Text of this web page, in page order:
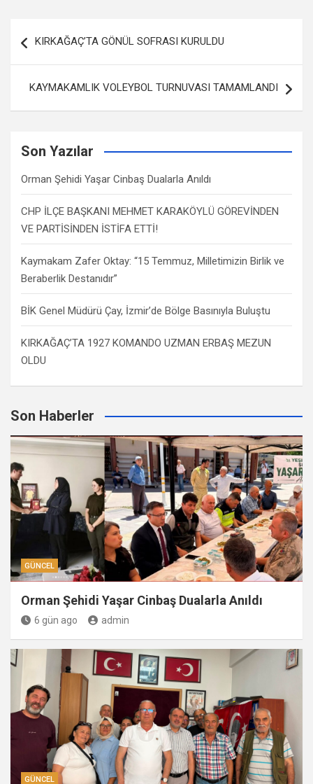
dolaşımı
KIRKAĞAÇ’TA GÖNÜL SOFRASI KURULDU
KAYMAKAMLIK VOLEYBOL TURNUVASI TAMAMLANDI
Son Yazılar
Orman Şehidi Yaşar Cinbaş Dualarla Anıldı
CHP İLÇE BAŞKANI MEHMET KARAKÖYLÜ GÖREVİNDEN
VE PARTİSİNDEN İSTİFA ETTİ!
Kaymakam Zafer Oktay: “15 Temmuz, Milletimizin Birlik ve
Beraberlik Destanıdır”
BİK Genel Müdürü Çay, İzmir’de Bölge Basınıyla Buluştu
KIRKAĞAÇ’TA 1927 KOMANDO UZMAN ERBAŞ MEZUN
OLDU
Son Haberler
GÜNCEL
Orman Şehidi Yaşar Cinbaş Dualarla Anıldı
6 gün ago admin
GÜNCEL